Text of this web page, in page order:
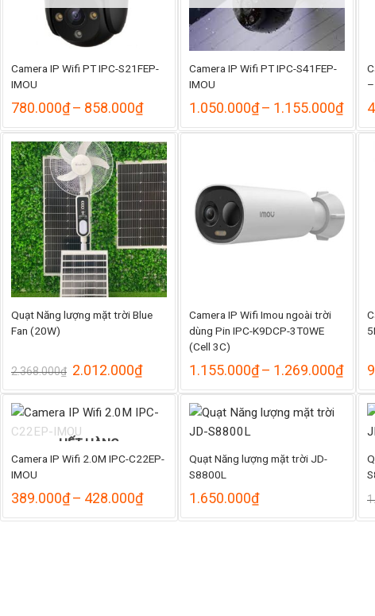
Camera IP Wifi PT IPC-S21FEP-
IMOU
780.000₫– 858.000₫Khoảng
từ
780.000₫
đến
858.000₫
Camera IP Wifi PT IPC-S41FEP-
IMOU
1.050.000₫– 1.155.000₫
từ
Quạt Năng lượng mặt trời Blue
Fan (20W)
2.368.000₫ Giá
là:
2.368.000₫.
2.012.000₫Giá
tại
là:
2.012.000₫.
Camera IP Wifi Imou ngoài trời
dùng Pin IPC-K9DCP-3T0WE
(Cell 3C)
1.155.000₫– 1.269.000₫
từ
HẾT HÀNG
Camera IP Wifi 2.0M IPC-C22EP-
IMOU
389.000₫– 428.000₫Khoảng
từ
Quạt Năng lượng mặt trời JD-
S8800L
1.650.000₫